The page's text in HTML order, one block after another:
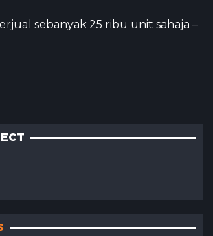
sebanyak 25 ribu unit sahaja –